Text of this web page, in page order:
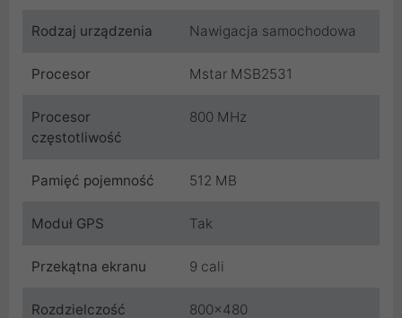
Rodzaj urządzenia Nawigacja samochodowa
Procesor Mstar MSB2531
Procesor
częstotliwość
800 MHz
Pamięć pojemność 512 MB
Moduł GPS Tak
Przekątna ekranu 9 cali
Rozdzielczość 800x480